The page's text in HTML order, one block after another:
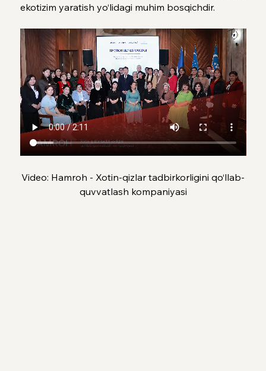
ekotizim yaratish yo‘lidagi muhim bosqichdir.
Video: Hamroh - Xotin-qizlar tadbirkorligini qo‘llab-
quvvatlash kompaniyasi